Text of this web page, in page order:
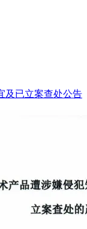
及已立案查处公告